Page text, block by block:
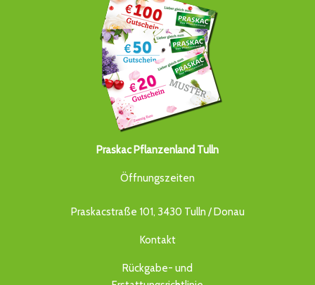
Praskac Pflanzenland Tulln
Öffnungszeiten
Praskacstraße 101, 3430 Tulln / Donau
Kontakt
Rückgabe- und